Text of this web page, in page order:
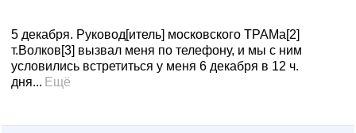
5 декабря. Руковод[итель] московского ТРАМа[2]
т.Волков[3] вызвал меня по телефону, и мы с ним
условились встретиться у меня 6 декабря в 12 ч.
дня... Ещё